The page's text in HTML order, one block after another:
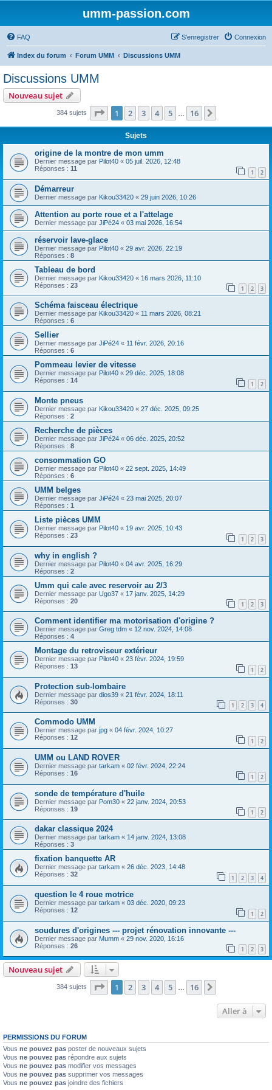
umm-passion.com
FAQ Connexion
S’enregistrer
Index du forum Forum UMM Discussions UMM
Discussions UMM
Nouveau sujet
384 sujets Page 1sur16
1 2 3 4 5 16
Sujets
origine de la montre de mon umm
Dernier message par Pilot40 « 05 juil. 2026, 12:48
Réponses : 11 1 2
Démarreur
Dernier message par Kikou33420 « 29 juin 2026, 10:26
Attention au porte roue et a l'attelage
Dernier message par JiPé24 « 03 mai 2026, 16:54
réservoir lave-glace
Dernier message par Pilot40 « 29 avr. 2026, 22:19
Réponses : 8
Tableau de bord
Dernier message par Kikou33420 « 16 mars 2026, 11:10
Réponses : 23 1 2 3
Schéma faisceau électrique
Dernier message par Kikou33420 « 11 mars 2026, 08:21
Réponses : 6
Sellier
Dernier message par JiPé24 « 11 févr. 2026, 20:16
Réponses : 6
Pommeau levier de vitesse
Dernier message par Pilot40 « 29 déc. 2025, 18:08
Réponses : 14 1 2
Monte pneus
Dernier message par Kikou33420 « 27 déc. 2025, 09:25
Réponses : 2
Recherche de pièces
Dernier message par JiPé24 « 06 déc. 2025, 20:52
Réponses : 8
consommation GO
Dernier message par Pilot40 « 22 sept. 2025, 14:49
Réponses : 6
UMM belges
Dernier message par JiPé24 « 23 mai 2025, 20:07
Réponses : 1
Liste pièces UMM
Dernier message par Pilot40 « 19 avr. 2025, 10:43
Réponses : 23 1 2 3
why in english ?
Dernier message par Pilot40 « 04 avr. 2025, 16:29
Réponses : 2
Umm qui cale avec reservoir au 2/3
Dernier message par Ugo37 « 17 janv. 2025, 14:29
Réponses : 20 1 2 3
Comment identifier ma motorisation d'origine ?
Dernier message par Greg tdm « 12 nov. 2024, 14:08
Réponses : 4
Montage du retroviseur extérieur
Dernier message par Pilot40 « 23 févr. 2024, 19:59
Réponses : 13 1 2
Protection sub-lombaire
Dernier message par dios39 « 21 févr. 2024, 18:11
Réponses : 30 1 2 3 4
Commodo UMM
Dernier message par jpg « 04 févr. 2024, 10:27
Réponses : 12 1 2
UMM ou LAND ROVER
Dernier message par tarkam « 02 févr. 2024, 22:24
Réponses : 16 1 2
sonde de température d'huile
Dernier message par Pom30 « 22 janv. 2024, 20:53
Réponses : 19 1 2
dakar classique 2024
Dernier message par tarkam « 14 janv. 2024, 13:08
Réponses : 3
fixation banquette AR
Dernier message par tarkam « 26 déc. 2023, 14:48
Réponses : 32 1 2 3 4
question le 4 roue motrice
Dernier message par tarkam « 03 déc. 2020, 09:23
Réponses : 12 1 2
soudures d'origines --- projet rénovation innovante ---
Dernier message par Mumm « 29 nov. 2020, 16:16
Réponses : 26 1 2 3
Nouveau sujet
384 sujets Page 1sur16
1 2 3 4 5 16
Aller à
PERMISSIONS DU FORUM
Vous ne pouvez pas poster de nouveaux sujets
Vous ne pouvez pas répondre aux sujets
Vous ne pouvez pas modifier vos messages
Vous ne pouvez pas supprimer vos messages
Vous ne pouvez pas joindre des fichiers